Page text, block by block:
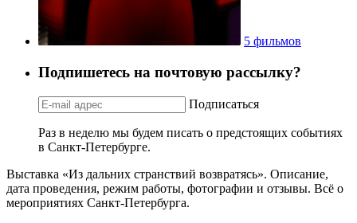
5 фильмов
Подпишетесь на почтовую рассылку?
Подписаться
Раз в неделю мы будем писать о предстоящих событиях
в Санкт-Петербурге.
Выставка «Из дальних странствий возвратясь». Описание,
дата проведения, режим работы, фотографии и отзывы. Всё о
мероприятиях Санкт-Петербурга.